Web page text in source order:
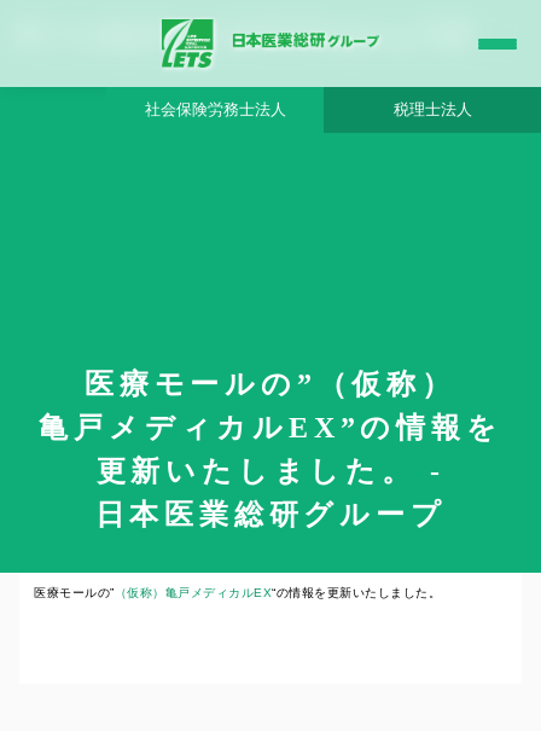
医療モールの”（仮称）亀戸メディカルEX”の情報を更新いたしました。 - 日本医業総
研グループ |日本医業総研｜医院開業・承継・クリニック経営支援・医療モール開発
社会保険労務士法人 税理士法人
医療モールの”（仮称）
亀戸メディカルEX”の情報を
更新いたしました。 -
日本医業総研グループ
医療モールの"（仮称）亀戸メディカルEX"の情報を更新いたしました。
2023年12月28日
医療モールの” （仮称）亀戸メディカルEX“の情報を更新いたしました。